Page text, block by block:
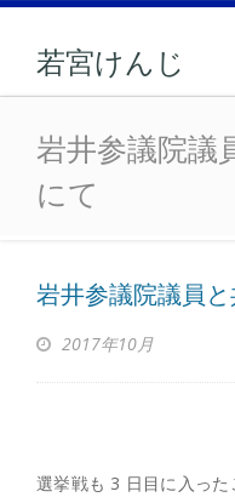
若宮けんじ
岩井参議
岩井参議院議
にて
岩井参議院議員
2017年10月
選挙戦も 3 日目に入っ